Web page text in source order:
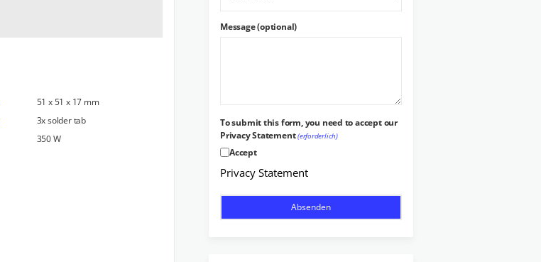
51 x 51 x 17 mm
3x solder tab
350 W
Message (optional)
To submit this form, you need to accept our
Privacy Statement(erforderlich)
Accept
Privacy Statement